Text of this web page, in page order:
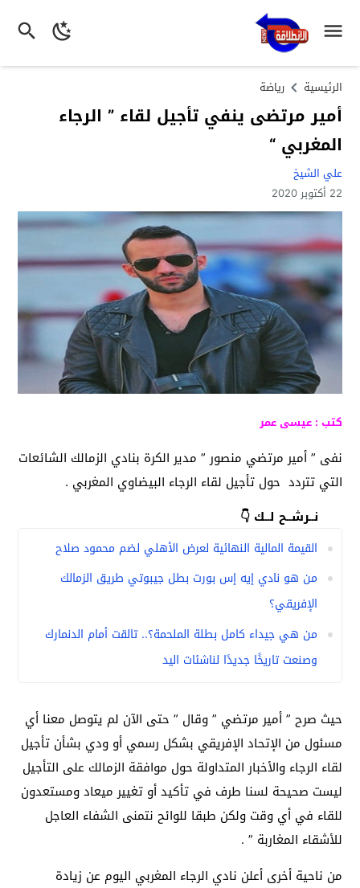
الرئيسية رياضة
أمير مرتضى ينفي تأجيل لقاء ” الرجاء
المغربي “
علي الشيخ
22 أكتوبر 2020
كتب : عيسى عمر
نفى ” أمير مرتضي منصور ” مدير الكرة بنادي الزمالك الشائعات
التي تتردد حول تأجيل لقاء الرجاء البيضاوي المغربي .
نــرشــح لــك 👇
القيمة المالية النهائية لعرض الأهلي لضم محمود صلاح
من هو نادي إيه إس بورت بطل جيبوتي طريق الزمالك
الإفريقي؟
من هي جيداء كامل بطلة الملحمة؟.. تالقت أمام الدنمارك
وصنعت تاريخًا جديدًا لناشئات اليد
حيث صرح ” أمير مرتضي ” وقال ” حتى الآن لم يتوصل معنا أي
مسئول من الإتحاد الإفريقي بشكل رسمي أو ودي بشأن تأجيل
لقاء الرجاء والأخبار المتداولة حول موافقة الزمالك على التأجيل
ليست صحيحة لسنا طرف في تأكيد أو تغيير ميعاد ومستعدون
للقاء في أي وقت ولكن طبقا للوائح نتمنى الشفاء العاجل
للأشقاء المغاربة ” .
من ناحية أخرى أعلن نادي الرجاء المغربي اليوم عن زيادة